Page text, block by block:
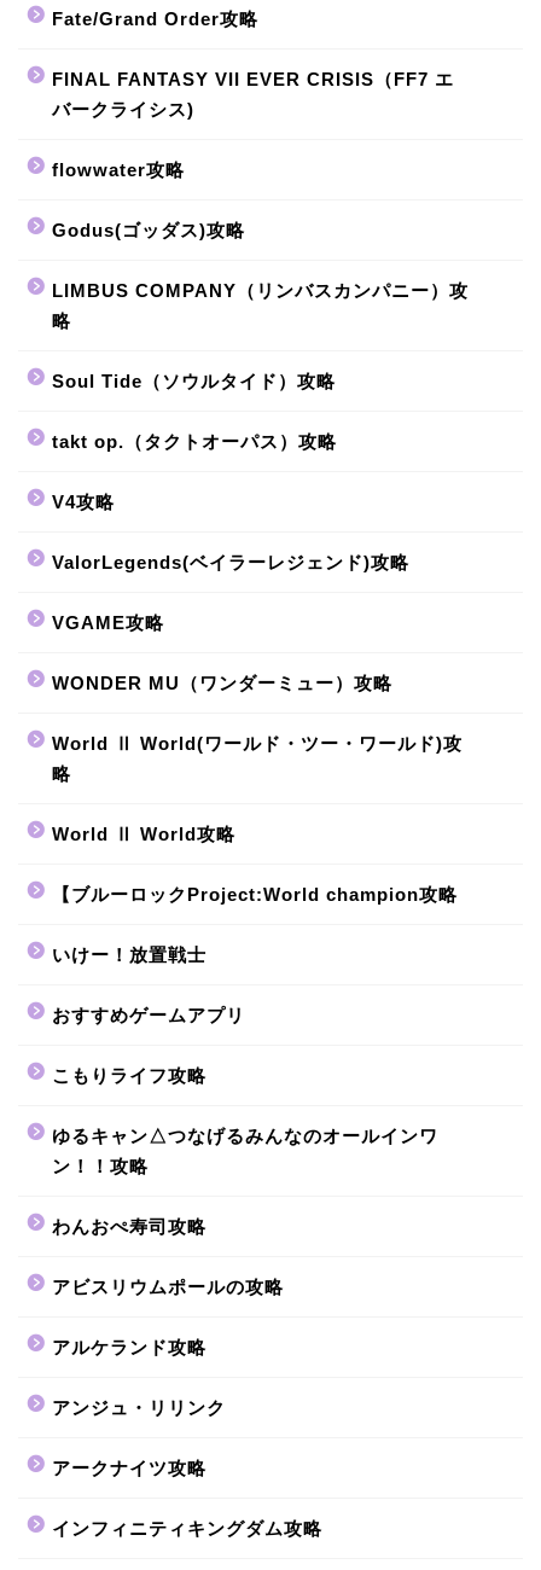
Fate/Grand Order攻略
FINAL FANTASY VII EVER CRISIS（FF7 エ
バークライシス)
flowwater攻略
Godus(ゴッダス)攻略
LIMBUS COMPANY（リンバスカンパニー）攻
略
Soul Tide（ソウルタイド）攻略
takt op.（タクトオーパス）攻略
V4攻略
ValorLegends(ベイラーレジェンド)攻略
VGAME攻略
WONDER MU（ワンダーミュー）攻略
World Ⅱ World(ワールド・ツー・ワールド)攻
略
World Ⅱ World攻略
【ブルーロックProject:World champion攻略
いけー！放置戦士
おすすめゲームアプリ
こもりライフ攻略
ゆるキャン△つなげるみんなのオールインワ
ン！！攻略
わんおぺ寿司攻略
アビスリウムポールの攻略
アルケランド攻略
アンジュ・リリンク
アークナイツ攻略
インフィニティキングダム攻略